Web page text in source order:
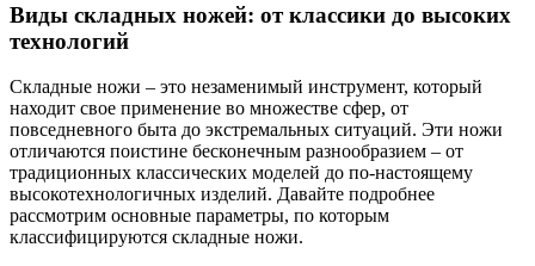
Виды складных ножей: от классики до высоких
технологий
Складные ножи – это незаменимый инструмент, который
находит свое применение во множестве сфер, от
повседневного быта до экстремальных ситуаций. Эти ножи
отличаются поистине бесконечным разнообразием – от
традиционных классических моделей до по-настоящему
высокотехнологичных изделий. Давайте подробнее
рассмотрим основные параметры, по которым
классифицируются складные ножи.